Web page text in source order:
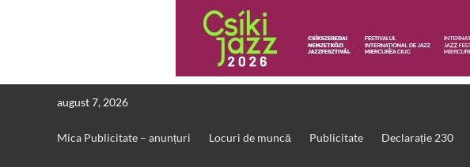
august 7, 2026
Mica Publicitate – anunțuri Locuri de muncă Publicitate Declarație 230